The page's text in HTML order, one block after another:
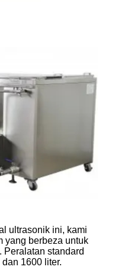
ultrasonik ini, kami
yang berbeza untuk
Peralatan standard
1600 liter.